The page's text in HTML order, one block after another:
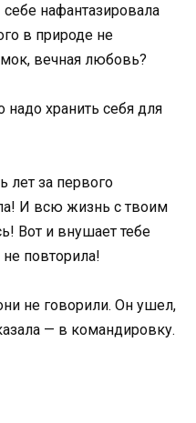
нафантазировала
в природе не
вечная любовь?
надо хранить себя для
лет за первого
И всю жизнь с твоим
Вот и внушает тебе
повторила!
не говорили. Он ушел,
— в командировку.